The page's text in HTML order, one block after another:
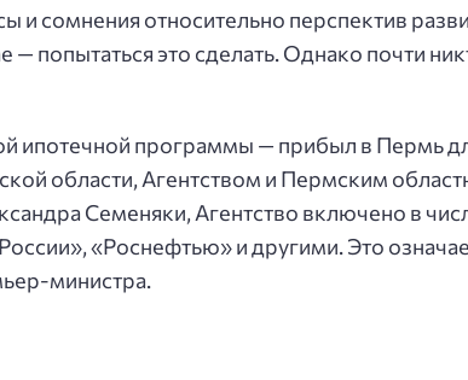
сомнения относительно перспектив
попытаться это сделать. Однако почти
ипотечной программы — прибыл в Пермь
области, Агентством и Пермским
Семеняки, Агентство включено в
«Роснефтью» и другими. Это
министра.